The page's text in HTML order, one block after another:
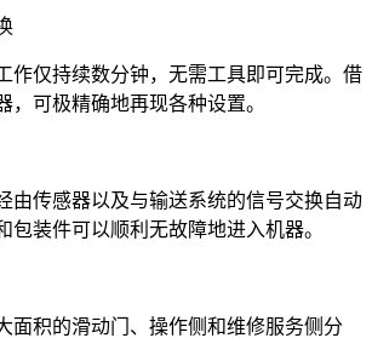
作仅持续数分钟，无需工具即可完成。借
，可极精确地再现各种设置。
由传感器以及与输送系统的信号交换自动
包装件可以顺利无故障地进入机器。
面积的滑动门、操作侧和维修服务侧分